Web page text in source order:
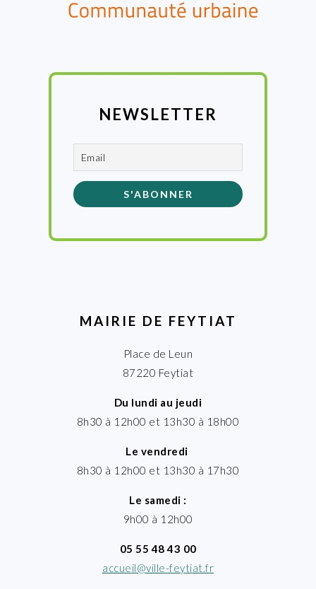
NEWSLETTER
MAIRIE DE FEYTIAT
Place de Leun
87220 Feytiat
Du lundi au jeudi
8h30 à 12h00 et 13h30 à 18h00
Le vendredi
8h30 à 12h00 et 13h30 à 17h30
Le samedi :
9h00 à 12h00
05 55 48 43 00
accueil@ville-feytiat.fr